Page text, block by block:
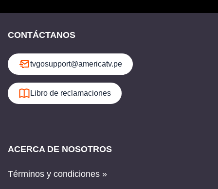
CONTÁCTANOS
tvgosupport@americatv.pe
Libro de reclamaciones
ACERCA DE NOSOTROS
Términos y condiciones »